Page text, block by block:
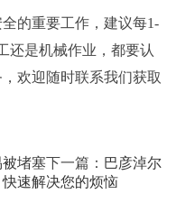
的重要工作，建议每1-
还是机械作业，都要认
欢迎随时联系我们获取
堵塞下一篇： 巴彦淖尔
速解决您的烦恼